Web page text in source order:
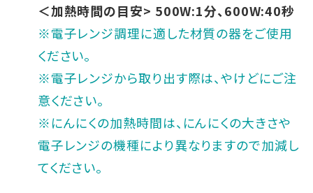
＜加熱時間の目安> 500W:1分、600W:40秒
※電子レンジ調理に適した材質の器をご使用
ください。
※電子レンジから取り出す際は、やけどにご注
意ください。
※にんにくの加熱時間は、にんにくの大きさや
電子レンジの機種により異なりますので加減し
てください。